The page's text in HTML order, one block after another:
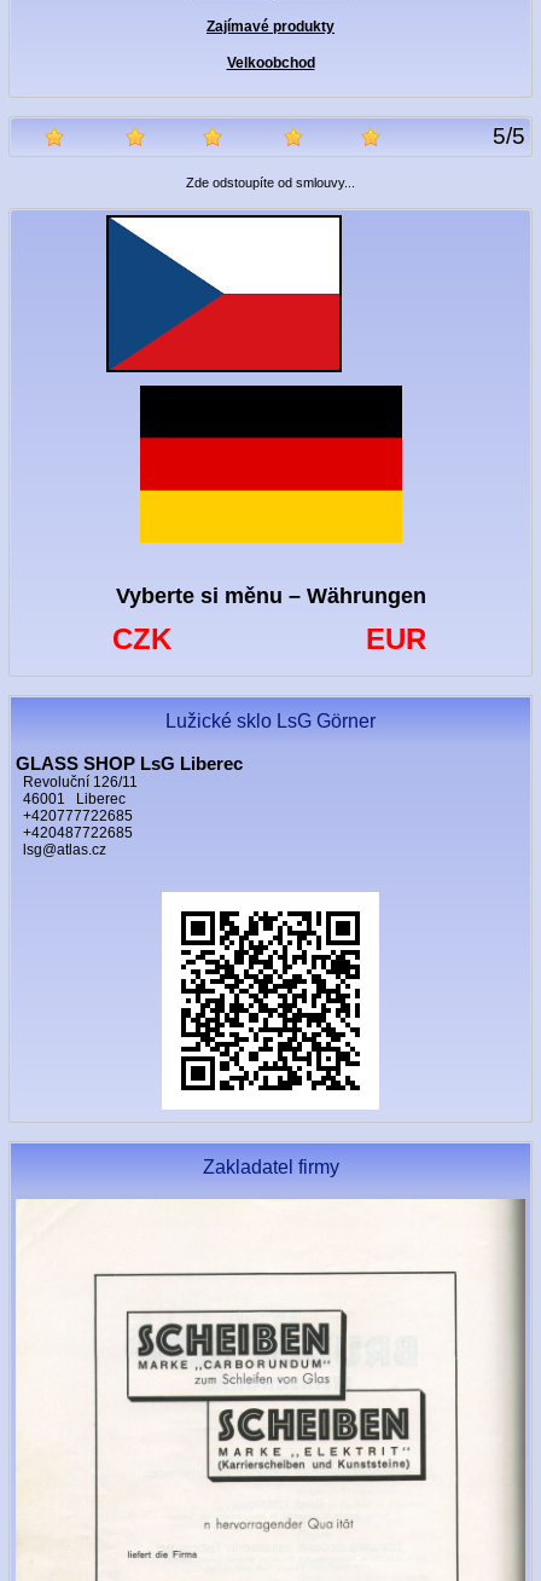
Zajímavé produkty
Velkoobchod
5/5
Zde odstoupíte od smlouvy...
Vyberte si měnu – Währungen
CZK EUR
Lužické sklo LsG Görner
GLASS SHOP LsG Liberec
Revoluční 126/11
46001 Liberec
+420777722685
+420487722685
lsg@atlas.cz
Zakladatel firmy